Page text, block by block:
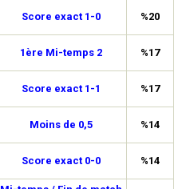
Score exact 1-0 %20
1ère Mi-temps 2 %17
Score exact 1-1 %17
Moins de 0,5 %14
Score exact 0-0 %14